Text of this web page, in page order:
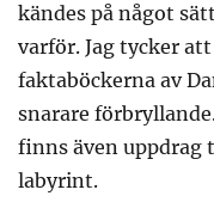
kändes på något
varför. Jag tycker
faktaböckerna av
snarare
finns även uppdrag
labyrint.